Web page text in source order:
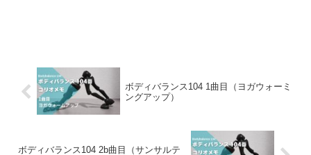
ボディバランス104 1曲目（ヨガウォーミ
ングアップ）
ボディバランス104 2b曲目（サンサルテ